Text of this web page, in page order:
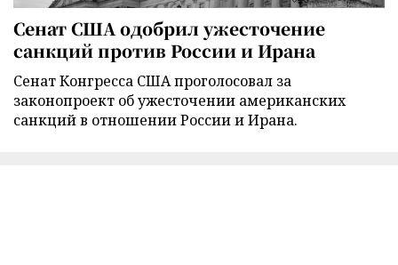
Сенат США одобрил ужесточение
санкций против России и Ирана
Сенат Конгресса США проголосовал за
законопроект об ужесточении американских
санкций в отношении России и Ирана.